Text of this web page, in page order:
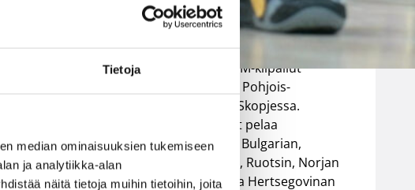
Tietoja
median ominaisuuksien tukemiseen
ja analytiikka-alan
näitä tietoja muihin tietoihin, joita
Kuva: Ville Vuorinen
Suomen 16-vuotiaiden poikien
maajoukkue aloittaa B-
divisioonan EM-kilpailut
torstaina 6.8. Pohjois-
Makedonian Skopjessa.
Sudenpennut pelaa
alkulohkossa Bulgarian,
Luxemburgin, Ruotsin, Norjan
sekä Bosnia ja Hertsegovinan